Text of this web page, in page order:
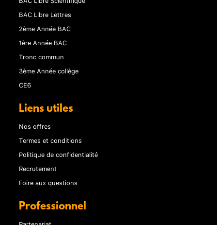
BAC Libre Lettres
2ème Année BAC
1ère Année BAC
Tronc commun
3ème Année collège
CE6
Liens utiles
Nos offres
Termes et conditions
Politique de confidentialité
Recrutement
Foire aux questions
Professionnel